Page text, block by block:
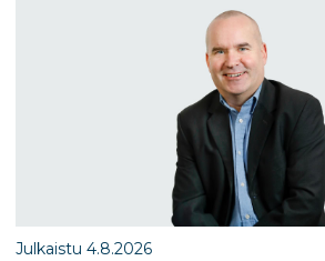
Julkaistu 4.8.2026